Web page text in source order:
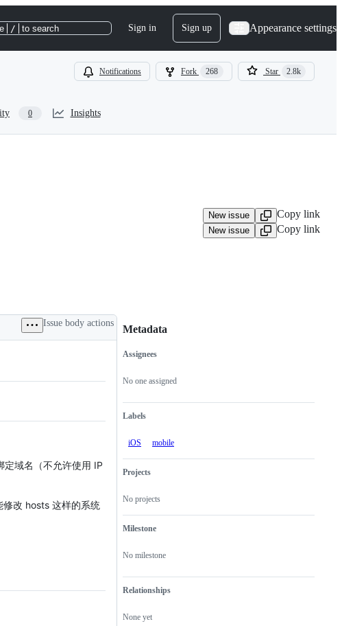
/ to search Sign in Sign up Appearance settings
Notifications Fork 268 Star 2.8k
0 Insights
New issue Copy link
New issue
Copy link
Issue body actions
定域名（不允许使用 IP
修改 hosts 这样的系统
Metadata
Metadata
Assignees
No one assigned
Labels
iOS mobile
Projects
No projects
Milestone
No milestone
Relationships
None yet
Issue
actions